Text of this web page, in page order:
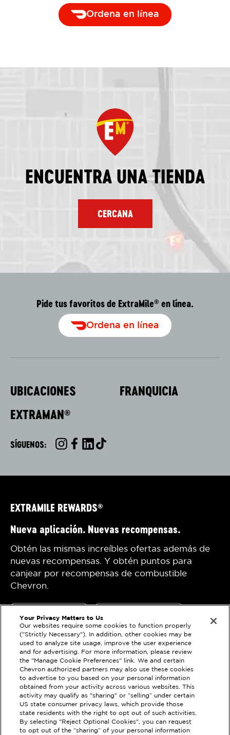
Ordena en línea
ENCUENTRA UNA TIENDA
CERCANA
Pide tus favoritos de ExtraMile® en línea.
Ordena en línea
UBICACIONES
EXTRAMAN®
FRANQUICIA
SÍGUENOS:
INSTAGRAM
FACEBOOK
LINKEDIN
TIKTOK
EXTRAMILE REWARDS®
Nueva aplicación. Nuevas recompensas.
Obtén las mismas increíbles ofertas además de
nuevas recompensas. Y obtén puntos para
canjear por recompensas de combustible
Chevron.
Declaración de
privacidad
Términos de uso
Techron
Chevron
Utiliza el localizador de tiendas para encontrar
tiendas participantes. Se permite un máximo de 25
Your Privacy Matters to Us
Our websites require some cookies to function properly
("Strictly Necessary"). In addition, other cookies may be
used to analyze site usage, improve the user experience
and for advertising. For more information, please review
the "Manage Cookie Preferences" link. We and certain
Chevron authorized partners may also use these cookies
to advertise to you based on your personal information
obtained from your activity across various websites. This
activity may qualify as "sharing" or “selling” under certain
US state consumer privacy laws, which provide those
state residents with the right to opt out of such activities.
By selecting "Reject Optional Cookies", you can request
to opt out of the “sharing” of your personal information